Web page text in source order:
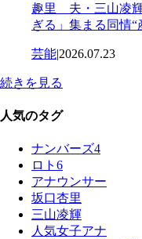
趣里 夫・三山凌
ぎる」集まる同情
芸能|2026.07.23
続きを見る
人気のタグ
ナンバーズ4
ロト6
アナウンサー
坂口杏里
三山凌輝
人気女子アナ